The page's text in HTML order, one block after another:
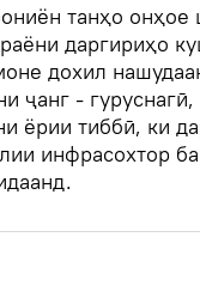
танҳо
даргириҳо
дохил
ҷанг -
ёрии тиббӣ, ки
инфрасохтор